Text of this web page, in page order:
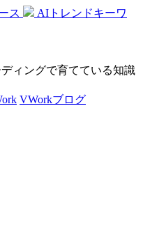
ス
AIトレンドキーワ
ィングで育てている知識
VWorkブログ